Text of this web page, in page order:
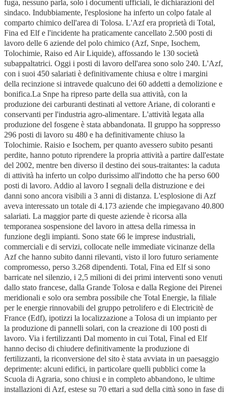
fuga, nessuno parla, solo i documenti ufficiali, le dichiarazioni del
sindaco. Indubbiamente, l'esplosione ha inferto un colpo fatale al
comparto chimico dell'area di Tolosa. L'Azf era proprietà di Total,
Fina ed Elf e l'incidente ha praticamente cancellato 2.500 posti di
lavoro delle 6 aziende del polo chimico (Azf, Snpe, Isochem,
Tolochimie, Raiso ed Air Liquide), affossando le 130 società
subappaltatrici. Oggi i posti di lavoro dell'area sono solo 240. L'Azf,
con i suoi 450 salariati è definitivamente chiusa e oltre i margini
della recinzione si intravede qualcuno dei 60 addetti a demolizione e
bonifica.La Snpe ha ripreso parte della sua attività, con la
produzione dei carburanti destinati al vettore Ariane, di coloranti e
conservanti per l'industria agro-alimentare. L'attività legata alla
produzione del fosgene è stata abbandonata. Il gruppo ha soppresso
296 posti di lavoro su 480 e ha definitivamente chiuso la
Tolochimie. Raisio e Isochem, per quanto avessero subito pesanti
perdite, hanno potuto riprendere la propria attività a partire dall'estate
del 2002, mentre ben diverso il destino dei sous-traitantes: la caduta
di attività ha inferto un colpo durissimo all'indotto che ha perso 600
posti di lavoro. Addio al lavoro I segnali della distruzione e dei
danni sono ancora visibili a 3 anni di distanza. L'esplosione di Azf
aveva interessato un totale di 4.173 aziende che impiegavano 40.800
salariati. La maggior parte di queste aziende è ricorsa alla
temporanea sospensione del lavoro in attesa della rimessa in
funzione degli impianti. Sono state 66 le imprese industriali,
commerciali e di servizi, collocate nelle immediate vicinanze della
Azf che hanno subito danni rilevanti, visto il loro futuro seriamente
compromesso, perso 3.268 dipendenti. Total, Fina ed Elf si sono
barricate nel silenzio, i 2,5 milioni di dei primi interventi sono venuti
dallo stato francese, dalla Grande Tolosa e dalla Regione dei Pirenei
meridionali e solo ora sembra possibile che Total Energie, la filiale
per le energie rinnovabili del gruppo petrolifero e di Electricitè de
France (Edf), ipotizzi la localizzazione a Tolosa di un impianto per
la produzione di pannelli solari, con la creazione di 100 posti di
lavoro. Via i fertilizzanti Dal momento in cui Total, Final ed Elf
hanno deciso di chiudere definitivamente la produzione di
fertilizzanti, la riconversione del sito è stata avviata in un paesaggio
deprimente: alcuni edifici, in particolare quelli pubblici come la
Scuola di Agraria, sono chiusi e in completo abbandono, le ultime
installazioni di Azf, estese su 70 ettari a sud della città sono in fase di